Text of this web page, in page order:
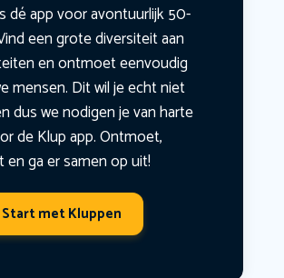
dé app voor avontuurlijk 50-
een grote diversiteit aan
en ontmoet eenvoudig
mensen. Dit wil je echt niet
dus we nodigen je van harte
de Klup app. Ontmoet,
en ga er samen op uit!
Start met Kluppen